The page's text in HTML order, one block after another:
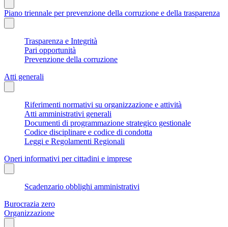
Piano triennale per prevenzione della corruzione e della trasparenza
Trasparenza e Integrità
Pari opportunità
Prevenzione della corruzione
Atti generali
Riferimenti normativi su organizzazione e attività
Atti amministrativi generali
Documenti di programmazione strategico gestionale
Codice disciplinare e codice di condotta
Leggi e Regolamenti Regionali
Oneri informativi per cittadini e imprese
Scadenzario obblighi amministrativi
Burocrazia zero
Organizzazione